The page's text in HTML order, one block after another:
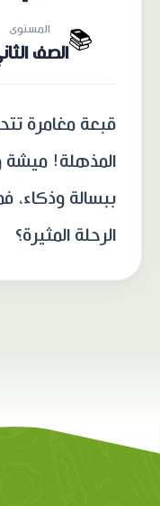
📚 المستوى
الصف
قبعة مغامرة
المذهلة! ميشة
ببسالة وذكاء،
الرحلة المثيرة؟